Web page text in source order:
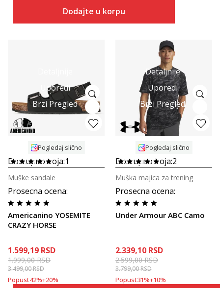
Dodajte u korpu
Uporedi
Brzi Pregled
Pogledaj slično
Dostupno boja:1
Prosecna ocena:
Americanino YOSEMITE
CRAZY HORSE
Muške sandale
1.599,19 RSD
1.999,00RSD
3.499,00RSD
Popust42%+20%
Detaljnije
Uporedi
Brzi Pregled
Pogledaj slično
Dostupno boja:2
Prosecna ocena:
Under Armour ABC Camo
Muška majica za trening
2.339,10 RSD
2.599,00RSD
3.799,00RSD
Popust31%+10%